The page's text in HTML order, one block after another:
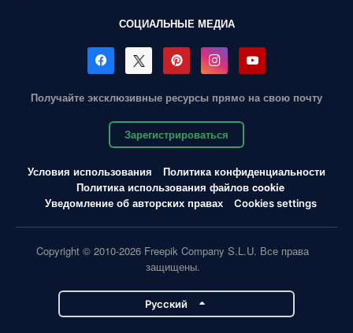
СОЦИАЛЬНЫЕ МЕДИА
Получайте эксклюзивные ресурсы прямо на свою почту
Зарегистрироваться
Условия использования
Политика конфиденциальности
Политика использования файлов cookie
Уведомление об авторских правах
Cookies settings
Copyright © 2010-2026 Freepik Company S.L.U. Все права
защищены.
Pусский